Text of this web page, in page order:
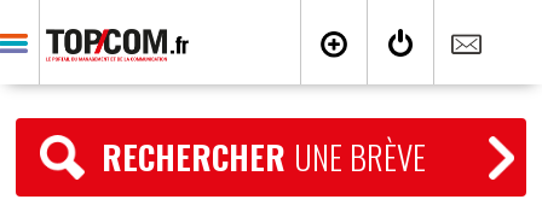
RECHERCHER UNE BRÈVE